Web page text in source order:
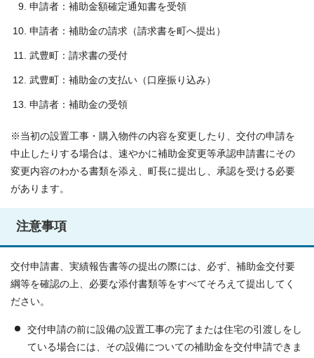
申請者：補助金額確定通知書を受領
申請者：補助金の請求（請求書を町へ提出）
武豊町：請求書の受付
武豊町：補助金の支払い（口座振り込み）
申請者：補助金の受領
※当初の設置工事・購入物件の内容を変更したり、交付の申請を
中止したりする場合は、速やかに補助金変更等承認申請書にその
変更内容のわかる書類を添え、町長に提出し、承認を受ける必要
があります。
注意事項
交付申請書、実績報告書等の提出の際には、必ず、補助金交付要
綱等を確認の上、必要な添付書類等をすべてそろえて提出してく
ださい。
交付申請の前に設備の設置工事の完了または住宅の引渡しをし
ている場合には、その設備についての補助金を交付申請できま